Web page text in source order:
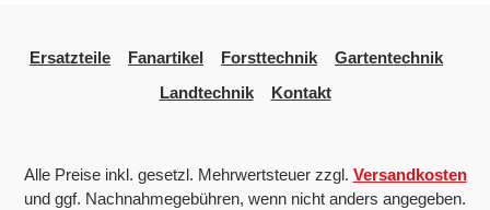
Ersatzteile Fanartikel Forsttechnik
Gartentechnik
Landtechnik
Kontakt
Alle Preise inkl. gesetzl. Mehrwertsteuer zzgl. Versandkosten
und ggf. Nachnahmegebühren, wenn nicht anders angegeben.